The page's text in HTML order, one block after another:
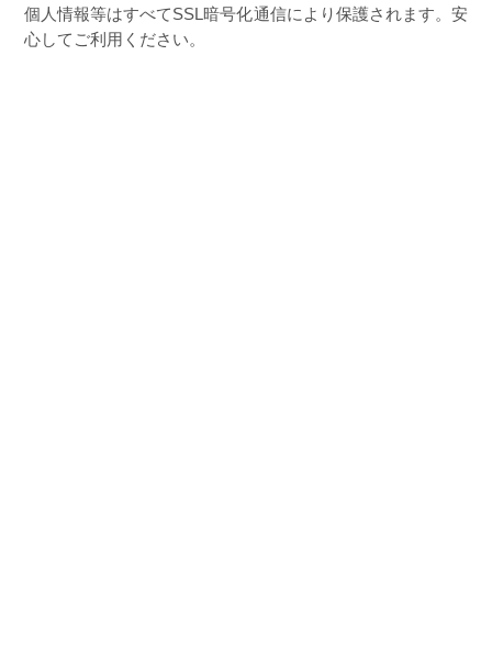
個人情報等はすべてSSL暗号化通信により保護されます。安
心してご利用ください。